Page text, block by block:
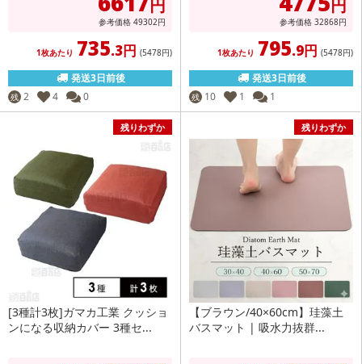
円
参考価格 49302円
1枚あたり 735.3円 (5478円)
発送3日前後
残 2 4 0
円
参考価格 32868円
1枚あたり 795.9円 (5478円)
発送3日前後
残 10 1 1
残りわずか
[3種計3枚]ガマカ工業 クッショ
ンになる収納カバー 3種セ...
残りわずか
【ブラウン/40×60cm】珪藻土
バスマット | 吸水力抜群...